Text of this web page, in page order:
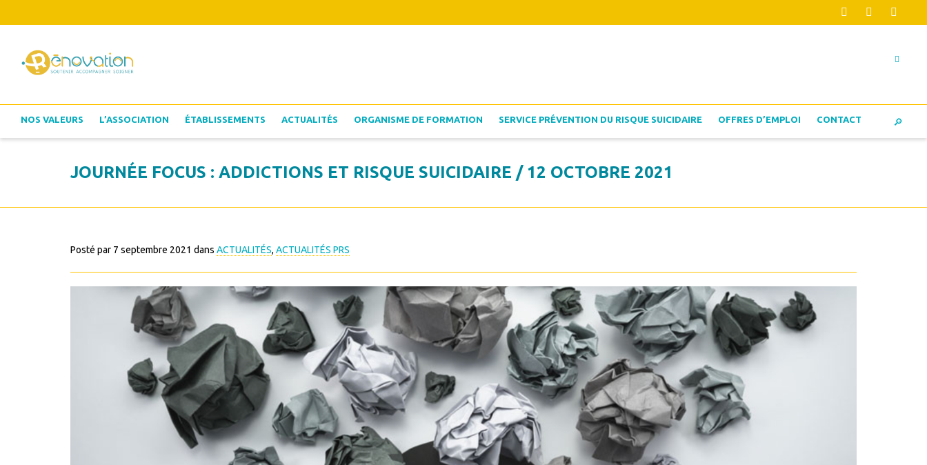
NOS VALEURS L’ASSOCIATION ÉTABLISSEMENTS ACTUALITÉS ORGANISME DE FORMATION SERVICE PRÉVENTION DU RISQUE SUICIDAIRE OFFRES D’EMPLOI CONTACT
JOURNÉE FOCUS : ADDICTIONS ET RISQUE SUICIDAIRE / 12 OCTOBRE 2021
Posté par 7 septembre 2021 dans ACTUALITÉS, ACTUALITÉS PRS